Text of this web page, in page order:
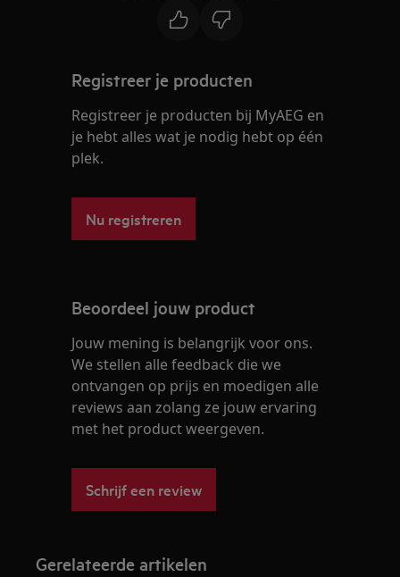
Registreer je producten
Registreer je producten bij MyAEG en
je hebt alles wat je nodig hebt op één
plek.
Nu registreren
Beoordeel jouw product
Jouw mening is belangrijk voor ons.
We stellen alle feedback die we
ontvangen op prijs en moedigen alle
reviews aan zolang ze jouw ervaring
met het product weergeven.
Schrijf een review
Gerelateerde artikelen